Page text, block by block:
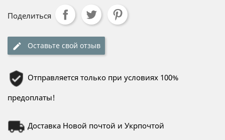
Поделиться
Оставьте свой отзыв
Отправляется только при условиях 100%
предоплаты!
Доставка Новой почтой и Укрпочтой